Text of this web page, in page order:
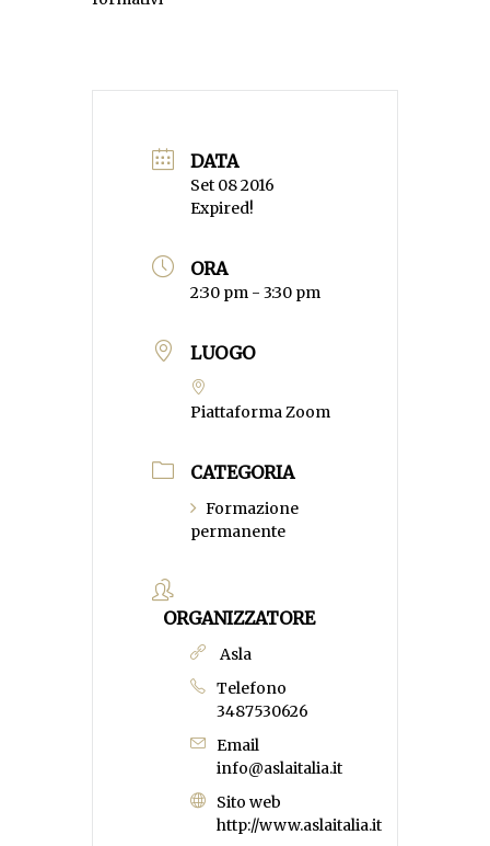
DATA
Set 08 2016
Expired!
ORA
2:30 pm - 3:30 pm
LUOGO
Piattaforma Zoom
CATEGORIA
Formazione
permanente
ORGANIZZATORE
Asla
Telefono
3487530626
Email
info@aslaitalia.it
Sito web
http://www.aslaitalia.it